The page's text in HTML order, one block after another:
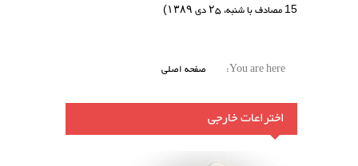
15 مصادف با شنبه،۲۵دی۱۳۸۹)
You are here: صفحه اصلی
اختراعات خارجی